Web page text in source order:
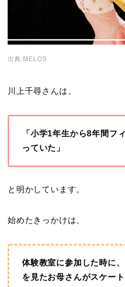
出典:MELOS
川上千尋さんは、
「小学1年生から8年間フ
っていた」
と明かしています。
始めたきっかけは、
体験教室に参加した時に
を見たお母さんがスケー